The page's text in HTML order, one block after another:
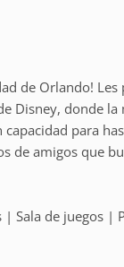
de Orlando!
Disney, donde la
para
de amigos que
Sala de juegos |